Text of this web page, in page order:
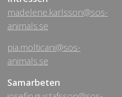
madelene.karlsson@sos-
animals.se
pia.molticani@sos-
animals.se
Samarbeten